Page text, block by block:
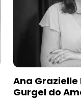
Ana
Gurgel do